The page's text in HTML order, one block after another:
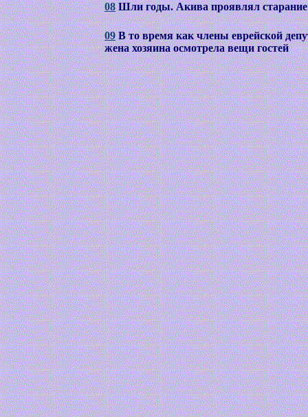
08Шли годы. Акива проявлял старание
09В то время как члены еврейской
жена хозяина осмотрела вещи гостей